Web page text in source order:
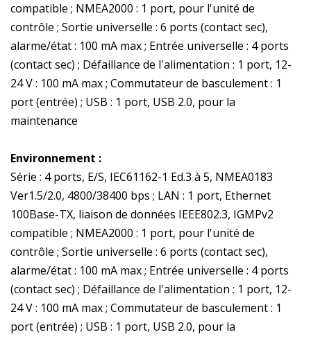
compatible ; NMEA2000 : 1 port, pour l'unité de
contrôle ; Sortie universelle : 6 ports (contact sec),
alarme/état : 100 mA max ; Entrée universelle : 4 ports
(contact sec) ; Défaillance de l'alimentation : 1 port, 12-
24 V : 100 mA max ; Commutateur de basculement : 1
port (entrée) ; USB : 1 port, USB 2.0, pour la
maintenance
Environnement :
Série : 4 ports, E/S, IEC61162-1 Ed.3 à 5, NMEA0183
Ver1.5/2.0, 4800/38400 bps ; LAN : 1 port, Ethernet
100Base-TX, liaison de données IEEE802.3, IGMPv2
compatible ; NMEA2000 : 1 port, pour l'unité de
contrôle ; Sortie universelle : 6 ports (contact sec),
alarme/état : 100 mA max ; Entrée universelle : 4 ports
(contact sec) ; Défaillance de l'alimentation : 1 port, 12-
24 V : 100 mA max ; Commutateur de basculement : 1
port (entrée) ; USB : 1 port, USB 2.0, pour la